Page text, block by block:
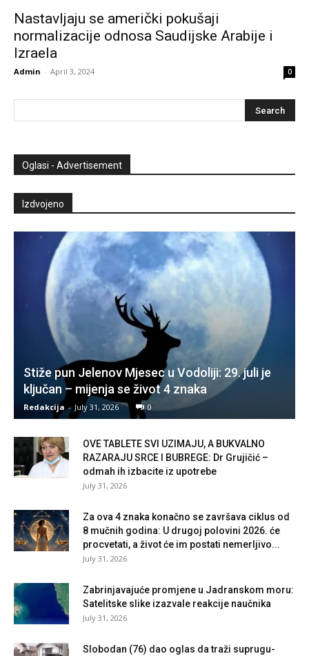
Nastavljaju se američki pokušaji
normalizacije odnosa Saudijske Arabije i
Izraela
Admin - April 3, 2024 0
Oglasi - Advertisement
Izdvojeno
Stiže pun Jelenov Mjesec u Vodoliji: 29. juli je
ključan – mijenja se život 4 znaka
Redakcija - July 31, 2026 0
OVE TABLETE SVI UZIMAJU, A BUKVALNO
RAZARAJU SRCE I BUBREGE: Dr Grujičić –
odmah ih izbacite iz upotrebe
July 31, 2026
Za ova 4 znaka konačno se završava ciklus od
8 mučnih godina: U drugoj polovini 2026. će
procvetati, a život će im postati nemerljivo...
July 31, 2026
Zabrinjavajuće promjene u Jadranskom moru:
Satelitske slike izazvale reakcije naučnika
July 31, 2026
Slobodan (76) dao oglas da traži suprugu-